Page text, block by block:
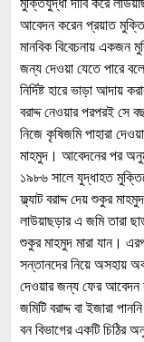
আবেদন করেন প্রয়াত
মানবিক বিবেচনায় একজন
জন্য দেওয়া যেতে পারে
নির্দিষ্ট হারে ভাড়া
বরাদ্দ নেওয়ার পরপরই সে
নিজে কৃষিজমি পাহারা
মাহমুদ। আবেদনের পর
১৯৮৬ সালে যুদ্ধাহত
ফ্ল্যাট বরাদ্দ দেয় শুকুর
লাউয়াছড়ার এ জমি তারা
শুকুর মাহমুদ মারা যান।
সন্তানদের নিয়ে অসহায়
দেওয়ার জন্য ফের আবেদন
জমিটি বরাদ্দ বা ইজারা
বন বিভাগের একটি চিঠির